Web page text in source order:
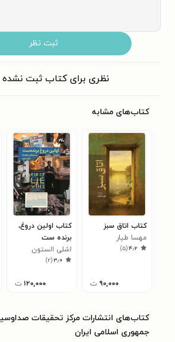
ثبت نظر
نظری برای کتاب ثبت
کتاب‌های مشابه
کتاب اتاق سبز
مهسا طیار
۴٫۲(۵)
۹۰,۰۰۰ ت
کتاب اولین دروغ،
برنده ست
اشلی الستون
۳٫۰(۲)
۱۲۰,۰۰۰ ت
کتاب‌های انتشارات مرکز تحقیقات
جمهوری اسلامی ایران